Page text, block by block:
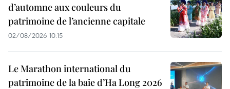
d’automne aux couleurs du
patrimoine de l’ancienne capitale
02/08/2026 10:15
Le Marathon international du
patrimoine de la baie d’Ha Long 2026